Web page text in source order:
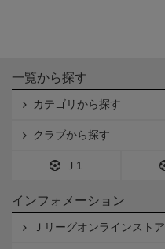
一覧から探す
カテゴリから探す
クラブから探す
Ｊ1
インフォメーション
Ｊリーグオンラインスト